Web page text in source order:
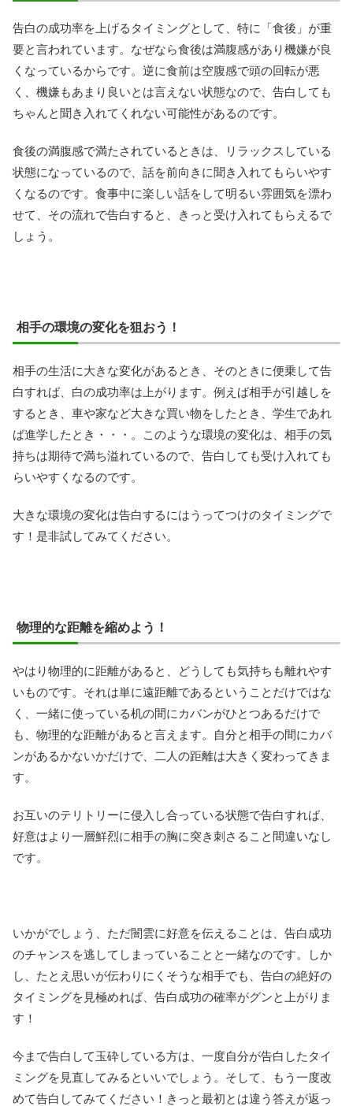
告白の成功率を上げるタイミングとして、特に「食後」が重
要と言われています。なぜなら食後は満腹感があり機嫌が良
くなっているからです。逆に食前は空腹感で頭の回転が悪
く、機嫌もあまり良いとは言えない状態なので、告白しても
ちゃんと聞き入れてくれない可能性があるのです。
食後の満腹感で満たされているときは、リラックスしている
状態になっているので、話を前向きに聞き入れてもらいやす
くなるのです。食事中に楽しい話をして明るい雰囲気を漂わ
せて、その流れで告白すると、きっと受け入れてもらえるで
しょう。
相手の環境の変化を狙おう！
相手の生活に大きな変化があるとき、そのときに便乗して告
白すれば、白の成功率は上がります。例えば相手が引越しを
するとき、車や家など大きな買い物をしたとき、学生であれ
ば進学したとき・・・。このような環境の変化は、相手の気
持ちは期待で満ち溢れているので、告白しても受け入れても
らいやすくなるのです。
大きな環境の変化は告白するにはうってつけのタイミングで
す！是非試してみてください。
物理的な距離を縮めよう！
やはり物理的に距離があると、どうしても気持ちも離れやす
いものです。それは単に遠距離であるということだけではな
く、一緒に使っている机の間にカバンがひとつあるだけで
も、物理的な距離があると言えます。自分と相手の間にカバ
ンがあるかないかだけで、二人の距離は大きく変わってきま
す。
お互いのテリトリーに侵入し合っている状態で告白すれば、
好意はより一層鮮烈に相手の胸に突き刺さること間違いなし
です。
いかがでしょう、ただ闇雲に好意を伝えることは、告白成功
のチャンスを逃してしまっていることと一緒なのです。しか
し、たとえ思いが伝わりにくそうな相手でも、告白の絶好の
タイミングを見極めれば、告白成功の確率がグンと上がりま
す！
今まで告白して玉砕している方は、一度自分が告白したタイ
ミングを見直してみるといいでしょう。そして、もう一度改
めて告白してみてください！きっと最初とは違う答えが返っ